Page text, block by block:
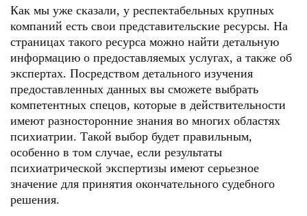
Как мы уже сказали, у респектабельных крупных
компаний есть свои представительские ресурсы. На
страницах такого ресурса можно найти детальную
информацию о предоставляемых услугах, а также об
экспертах. Посредством детального изучения
предоставленных данных вы сможете выбрать
компетентных спецов, которые в действительности
имеют разносторонние знания во многих областях
психиатрии. Такой выбор будет правильным,
особенно в том случае, если результаты
психиатрической экспертизы имеют серьезное
значение для принятия окончательного судебного
решения.